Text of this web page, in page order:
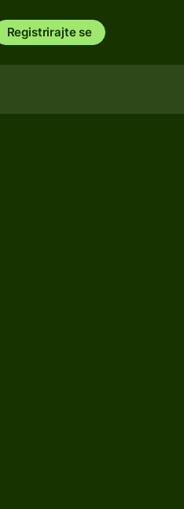
Registrirajte se